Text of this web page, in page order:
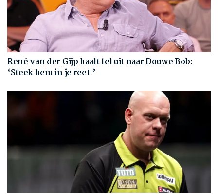
René van der Gijp haalt fel uit naar Douwe Bob:
‘Steek hem in je reet!’